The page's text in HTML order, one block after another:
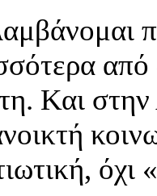
από
Και στην
όχι